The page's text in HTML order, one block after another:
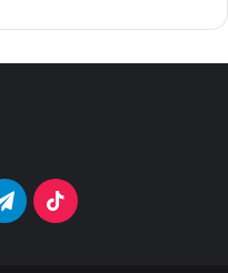
TelegramTikTok